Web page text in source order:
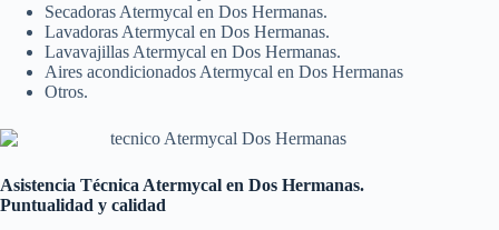
Secadoras Atermycal en Dos Hermanas.
Lavadoras Atermycal en Dos Hermanas.
Lavavajillas Atermycal en Dos Hermanas.
Aires acondicionados Atermycal en Dos Hermanas
Otros.
Asistencia Técnica Atermycal en Dos Hermanas.
Puntualidad y calidad